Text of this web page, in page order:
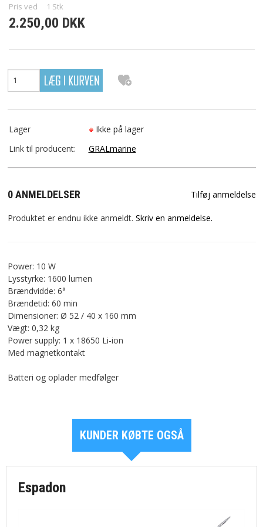
SØGNING
FAVORIT
Pris ved 1 Stk
2.250,00 DKK
Lager
Ikke på lager
Link til producent:
GRALmarine
0 ANMELDELSER Tilføj anmeldelse
Produktet er endnu ikke anmeldt. Skriv en anmeldelse.
Power: 10 W
Lysstyrke: 1600 lumen
Brændvidde: 6°
Brændetid: 60 min
Dimensioner: Ø 52 / 40 x 160 mm
Vægt: 0,32 kg
Power supply: 1 x 18650 Li-ion
Med magnetkontakt
Batteri og oplader medfølger
KUNDER KØBTE OGSÅ
Espadon